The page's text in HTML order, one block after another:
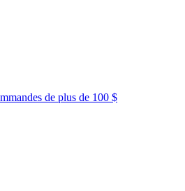
de plus de 100 $